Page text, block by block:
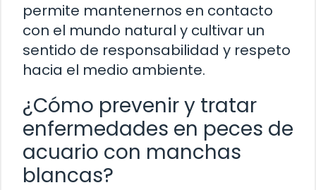
permite mantenernos en contacto
con el mundo natural y cultivar un
sentido de responsabilidad y respeto
hacia el medio ambiente.
¿Cómo prevenir y tratar
enfermedades en peces de
acuario con manchas
blancas?